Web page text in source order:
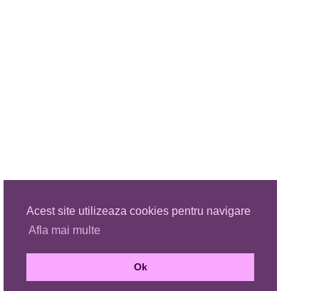
Acest site utilizeaza cookies pentru navigare
Afla mai multe
Ok